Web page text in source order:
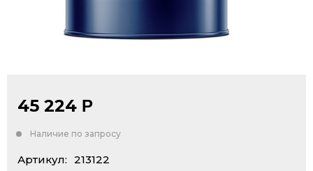
45 224 Р
Наличие по запросу
Артикул: 213122